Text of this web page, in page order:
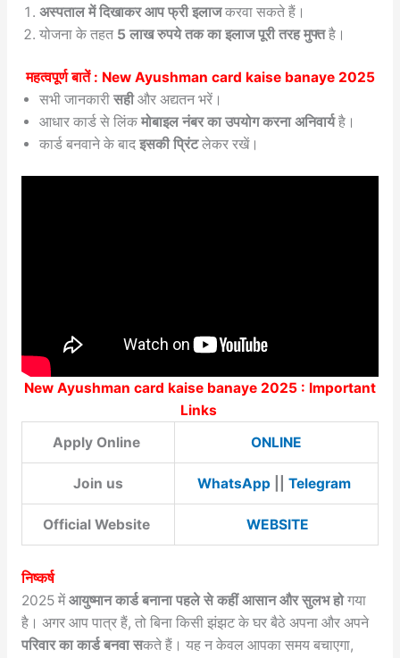
अस्पताल में दिखाकर आप फ्री इलाजकरवा सकते हैं।
योजना के तहत 5 लाख रुपये तक का इलाज पूरी तरह मुफ्तहै।
महत्वपूर्ण बातें : New Ayushman card kaise banaye 2025
सभी जानकारी सहीऔर अद्यतन भरें।
आधार कार्ड से लिंक मोबाइल नंबर का उपयोग करना अनिवार्यहै।
कार्ड बनवाने के बाद इसकी प्रिंटलेकर रखें।
New Ayushman card kaise banaye 2025 : Important
Links
Apply Online
ONLINE
Join us WhatsApp ||Telegram
Official Website WEBSITE
निष्कर्ष
2025 मेंआयुष्मान कार्ड बनाना पहले से कहीं आसान और सुलभ होगया
है। अगर आप पात्र हैं, तो बिना किसी झंझट के घर बैठे अपना और अपने
परिवार का कार्ड बनवा सकते हैं। यह न केवल आपका समय बचाएगा,